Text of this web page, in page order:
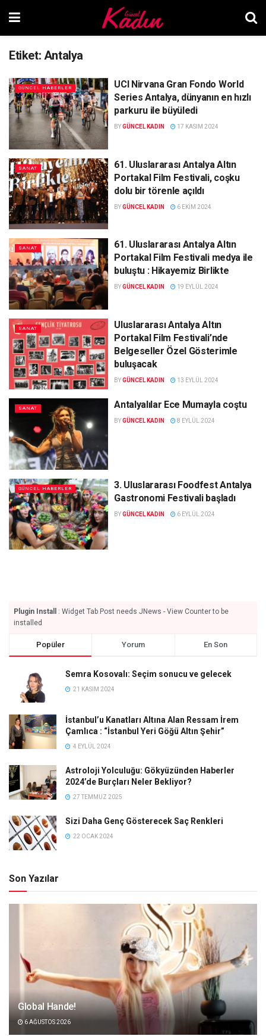
Etiket: Antalya
GÜNCEL HABERLER
UCI Nirvana Gran Fondo World
Series Antalya, dünyanın en hızlı
parkuru ile büyüledi
BYGÜNCEL KADIN 17 KASIM 2024
SANAT
61. Uluslararası Antalya Altın
Portakal Film Festivali, coşku
dolu bir törenle açıldı
BYGÜNCEL KADIN 6 EKIM 2024
SANAT
61. Uluslararası Antalya Altın
Portakal Film Festivali medya ile
buluştu : Hikayemiz Birlikte
BYGÜNCEL KADIN 19 EYLÜL 2024
SANAT
Uluslararası Antalya Altın
Portakal Film Festivali’nde
Belgeseller Özel Gösterimle
buluşacak
BYGÜNCEL KADIN 13 EYLÜL 2024
SANAT Antalyalılar Ece Mumayla coştu
BYGÜNCEL KADIN 8 EYLÜL 2024
GÜNCEL HABERLER
3. Uluslararası Foodfest Antalya
Gastronomi Festivali başladı
BYGÜNCEL KADIN 6 EYLÜL 2024
Plugin Install
: Widget Tab Post needs JNews - View Counter to be
installed
Popüler Yorum En Son
Semra Kosovalı: Seçim sonucu ve gelecek
21 KASIM 2024
İstanbul’u Kanatları Altına Alan Ressam İrem
Çamlıca : “İstanbul Yeri Göğü Altın Şehir”
4 EYLÜL 2024
Astroloji Yolculuğu: Gökyüzünden Haberler
2024’de Burçları Neler Bekliyor?
27 TEMMUZ 2025
Sizi Daha Genç Gösterecek Saç Renkleri
22 OCAK 2024
Son Yazılar
Global Hande!
6 AĞUSTOS 2026